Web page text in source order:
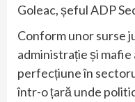
Goleac, șeful ADP
Conform unor surse
administrație și mafie
perfecțiune în
într-o țară unde